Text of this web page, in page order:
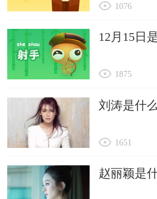
1076
12月15日
1875
刘涛是什
1651
赵丽颖是